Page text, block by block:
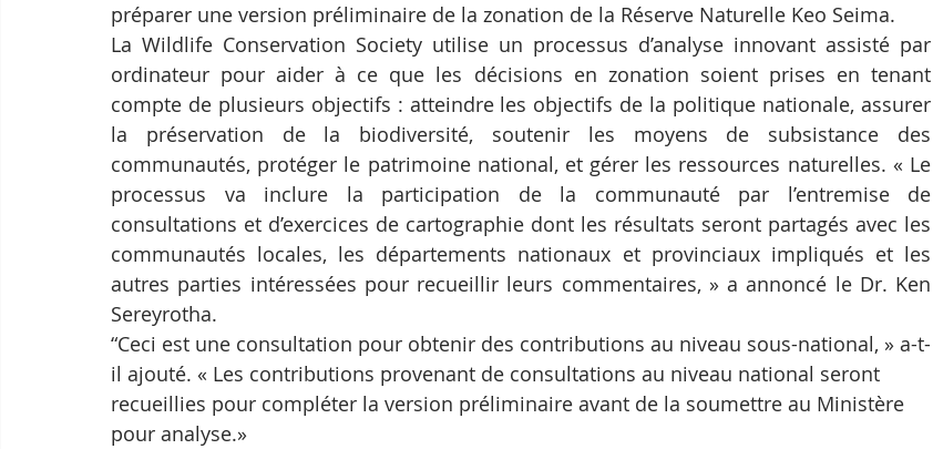
préparer une version préliminaire de la zonation de la Réserve Naturelle Keo Seima.
La Wildlife Conservation Society utilise un processus d’analyse innovant assisté par
ordinateur pour aider à ce que les décisions en zonation soient prises en tenant
compte de plusieurs objectifs : atteindre les objectifs de la politique nationale, assurer
la préservation de la biodiversité, soutenir les moyens de subsistance des
communautés, protéger le patrimoine national, et gérer les ressources naturelles. « Le
processus va inclure la participation de la communauté par l’entremise de
consultations et d’exercices de cartographie dont les résultats seront partagés avec les
communautés locales, les départements nationaux et provinciaux impliqués et les
autres parties intéressées pour recueillir leurs commentaires, » a annoncé le Dr. Ken
Sereyrotha.
“Ceci est une consultation pour obtenir des contributions au niveau sous-national, » a-t-
il ajouté. « Les contributions provenant de consultations au niveau national seront
recueillies pour compléter la version préliminaire avant de la soumettre au Ministère
pour analyse.»